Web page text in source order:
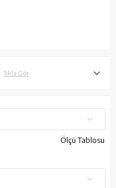
Tıkla Gör
Ölçü Tablosu